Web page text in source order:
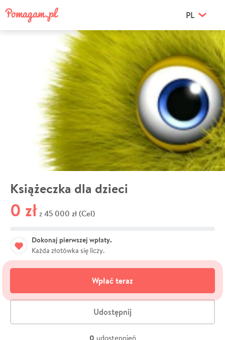
PL
Książeczka dla dzieci
0 zł z 45 000 zł (Cel)
Dokonaj pierwszej wpłaty.
Każda złotówka się liczy.
Wpłać teraz
Udostępnij
0 udostępnień